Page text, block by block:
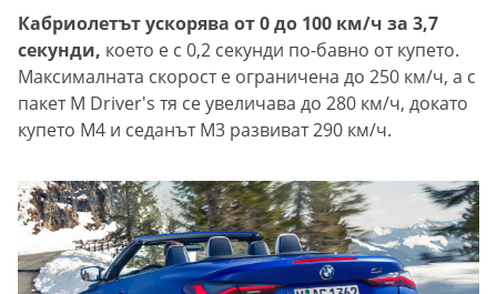
Кабриолетът ускорява от 0 до 100 км/ч за 3,7
секунди, което е с 0,2 секунди по-бавно от купето.
Максималната скорост е ограничена до 250 км/ч, а с
пакет M Driver's тя се увеличава до 280 км/ч, докато
купето М4 и седанът M3 развиват 290 км/ч.